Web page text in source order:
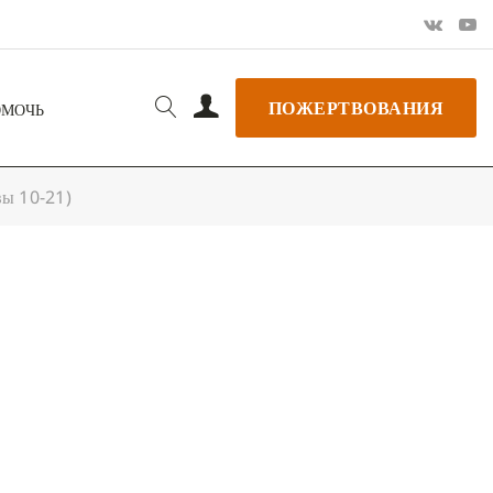
ПОЖЕРТВОВАНИЯ
10-21)